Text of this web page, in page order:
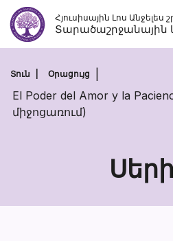
Անցնել
բովանդակությանըՀյուսիսային Լոս Անջելես
Տարածաշրջանային
Տուն Օրացույց
El Poder del Amor y la
միջոցառում)